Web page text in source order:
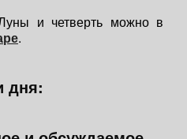
и четверть можно в
.
дня: